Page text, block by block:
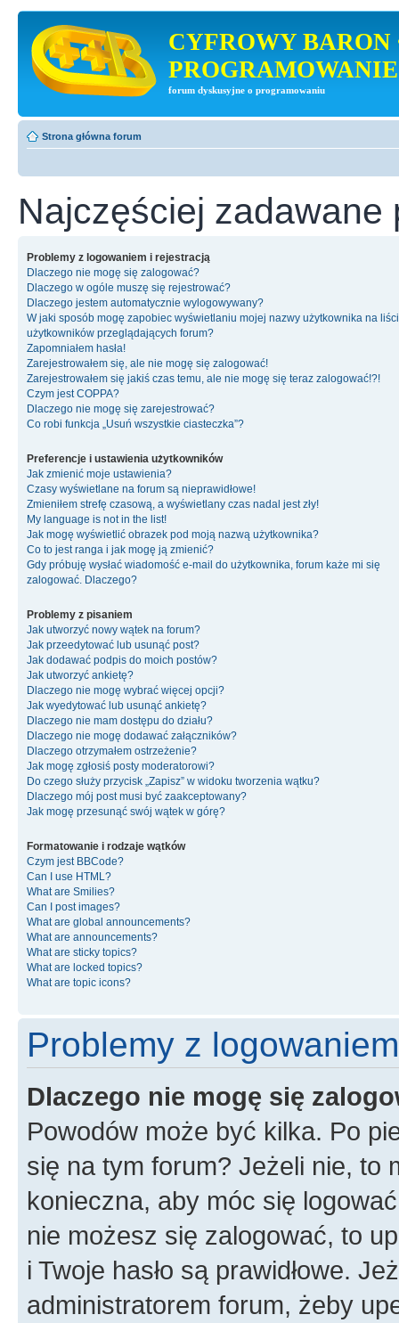
CYFROWY BARON
PROGRAMOWANIE
forum dyskusyjne o programowaniu
Strona główna forum
Najczęściej zadawane
Problemy z logowaniem i rejestracją
Dlaczego nie mogę się zalogować?
Dlaczego w ogóle muszę się rejestrować?
Dlaczego jestem automatycznie wylogowywany?
W jaki sposób mogę zapobiec wyświetlaniu mojej nazwy użytkownika na
użytkowników przeglądających forum?
Zapomniałem hasła!
Zarejestrowałem się, ale nie mogę się zalogować!
Zarejestrowałem się jakiś czas temu, ale nie mogę się teraz zalogować!?!
Czym jest COPPA?
Dlaczego nie mogę się zarejestrować?
Co robi funkcja „Usuń wszystkie ciasteczka”?
Preferencje i ustawienia użytkowników
Jak zmienić moje ustawienia?
Czasy wyświetlane na forum są nieprawidłowe!
Zmieniłem strefę czasową, a wyświetlany czas nadal jest zły!
My language is not in the list!
Jak mogę wyświetlić obrazek pod moją nazwą użytkownika?
Co to jest ranga i jak mogę ją zmienić?
Gdy próbuję wysłać wiadomość e-mail do użytkownika, forum każe mi się
zalogować. Dlaczego?
Problemy z pisaniem
Jak utworzyć nowy wątek na forum?
Jak przeedytować lub usunąć post?
Jak dodawać podpis do moich postów?
Jak utworzyć ankietę?
Dlaczego nie mogę wybrać więcej opcji?
Jak wyedytować lub usunąć ankietę?
Dlaczego nie mam dostępu do działu?
Dlaczego nie mogę dodawać załączników?
Dlaczego otrzymałem ostrzeżenie?
Jak mogę zgłosiś posty moderatorowi?
Do czego służy przycisk „Zapisz” w widoku tworzenia wątku?
Dlaczego mój post musi być zaakceptowany?
Jak mogę przesunąć swój wątek w górę?
Formatowanie i rodzaje wątków
Czym jest BBCode?
Can I use HTML?
What are Smilies?
Can I post images?
What are global announcements?
What are announcements?
What are sticky topics?
What are locked topics?
What are topic icons?
Problemy z
Dlaczego nie mogę się
Powodów może być kilka. Po
się na tym forum? Jeżeli nie, to
konieczna, aby móc się
nie możesz się zalogować, to
i Twoje hasło są prawidłowe.
administratorem forum, żeby